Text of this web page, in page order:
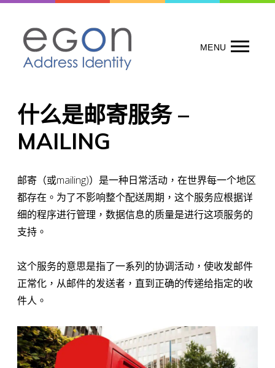
content
MENU
什么是邮寄服务 –
MAILING
邮寄（或mailing)）是一种日常活动，在世界每一个地区
都存在。为了不影响整个配送周期，这个服务应根据详
细的程序进行管理，数据信息的质量是进行这项服务的
支持。
这个服务的意思是指了一系列的协调活动，使收发邮件
正常化，从邮件的发送者，直到正确的传递给指定的收
件人。